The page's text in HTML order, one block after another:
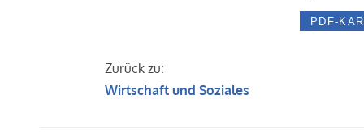
Zurück zu:
Wirtschaft und Soziales